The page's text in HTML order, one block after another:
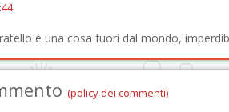
è una cosa fuori dal mondo,
(policy dei commenti)